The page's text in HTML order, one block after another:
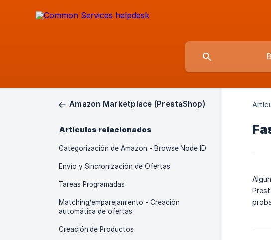
Amazon Marketplace (PrestaShop)
Artículos relacionados
Categorización de Amazon - Browse Node ID
Envío y Sincronización de Ofertas
Tareas Programadas
Matching/emparejamiento - Creación
automática de ofertas
Creación de Productos